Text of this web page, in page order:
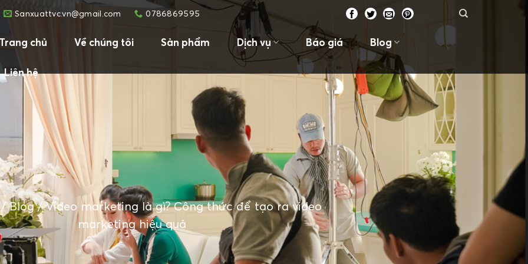
Sanxuattvc.vn@gmail.com 0786869595
Trang chủ Về chúng tôi Sản phẩm Dịch vụ Báo giá Blog
Liên hệ
Blog/Video marketing là gì? Công thức để tạo ra video
marketing hiệu quả